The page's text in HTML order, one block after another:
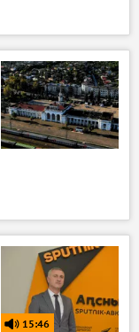
15:46